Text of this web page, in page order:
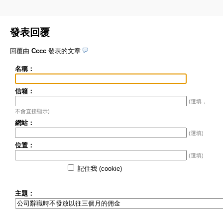
發表回覆
回覆由 Cccc 發表的文章
名稱：
信箱：
(選填，
不會直接顯示)
網站：
(選填)
位置：
(選填)
記住我 (cookie)
主題：